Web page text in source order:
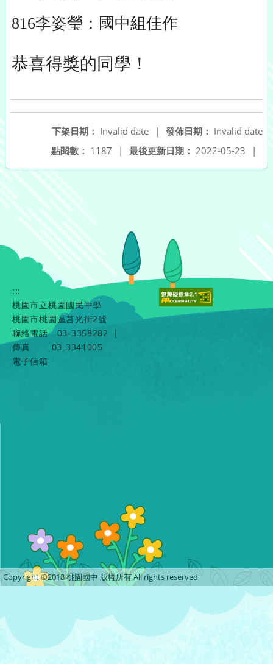
816李姿瑩：國中組佳作
恭喜得獎的同學！
發佈日期： Invalid date
下架日期： Invalid date
|
最後更新日期： 2022-05-23 |
點閱數： 1187 |
:::
桃園市立桃園國民中學
桃園市桃園區莒光街2號
聯絡電話
03-3358282
|
傳真
03-3341005
電子信箱
Copyright ©2018 桃園國中 版權所有 All rights reserved